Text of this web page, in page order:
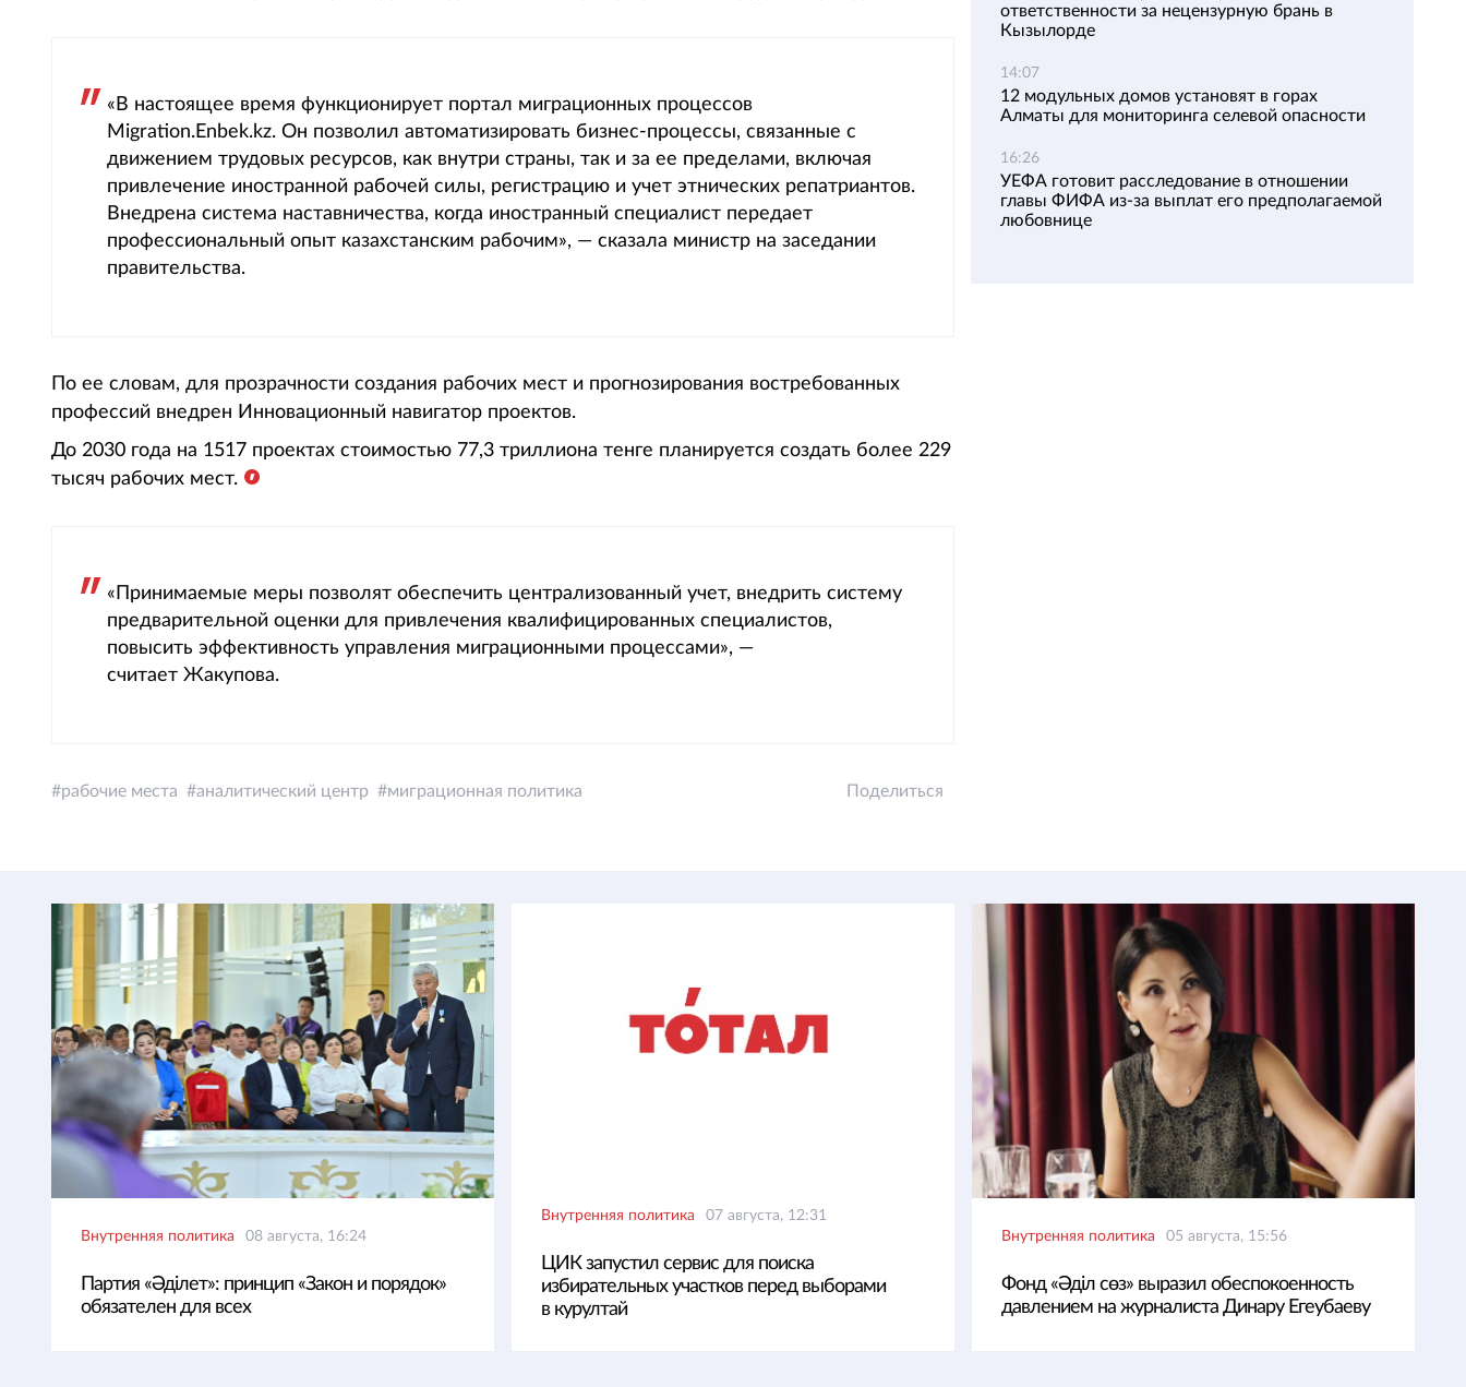
«В настоящее время функционирует портал миграционных процессов
Migration.Enbek.kz. Он позволил автоматизировать бизнес-процессы, связанные с
движением трудовых ресурсов, как внутри страны, так и за ее пределами, включая
привлечение иностранной рабочей силы, регистрацию и учет этнических репатриантов.
Внедрена система наставничества, когда иностранный специалист передает
профессиональный опыт казахстанским рабочим», — сказала министр на заседании
правительства.
По ее словам, для прозрачности создания рабочих мест и прогнозирования востребованных
профессий внедрен Инновационный навигатор проектов.
До 2030 года на 1517 проектах стоимостью 77,3 триллиона тенге планируется создать более 229
тысяч рабочих мест.
«Принимаемые меры позволят обеспечить централизованный учет, внедрить систему
предварительной оценки для привлечения квалифицированных специалистов,
повысить эффективность управления миграционными процессами», —
считает Жакупова.
рабочие места аналитический центр миграционная политика Поделиться
ответственности за нецензурную брань в
Кызылорде
14:07
12 модульных домов установят в горах
Алматы для мониторинга селевой опасности
16:26
УЕФА готовит расследование в отношении
главы ФИФА из-за выплат его предполагаемой
любовнице
Внутренняя политика 08 августа, 16:24
Партия «Әділет»: принцип «Закон и порядок»
обязателен для всех
Внутренняя политика 07 августа, 12:31
ЦИК запустил сервис для поиска
избирательных участков перед выборами
в курултай
Внутренняя политика 05 августа, 15:56
Фонд «Әділ сөз» выразил обеспокоенность
давлением на журналиста Динару Егеубаеву